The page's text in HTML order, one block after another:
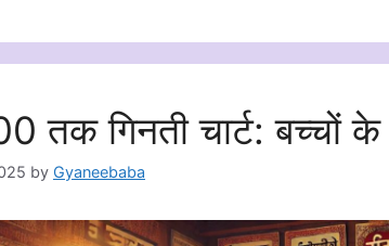
तक गिनती चार्ट: बच्चों
by Gyaneebaba